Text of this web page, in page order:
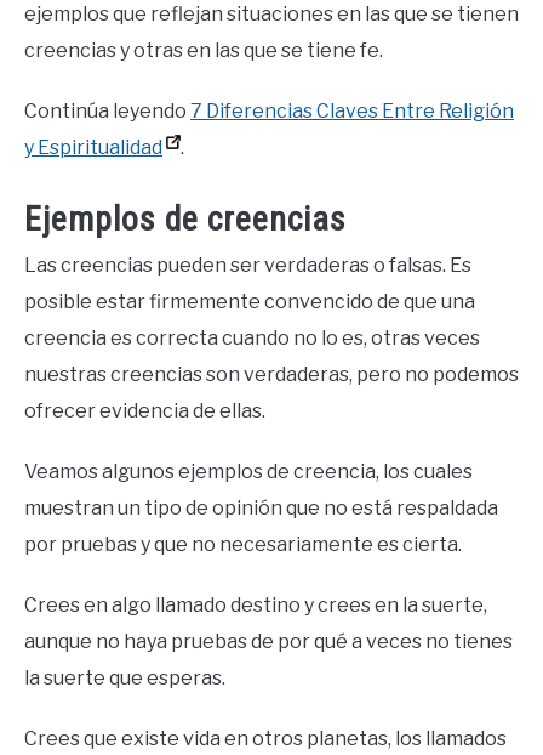
ejemplos que reflejan situaciones en las que se tienen
creencias y otras en las que se tiene fe.
Continúa leyendo 7 Diferencias Claves Entre Religión
y Espiritualidad
.
Ejemplos de creencias
Las creencias pueden ser verdaderas o falsas. Es
posible estar firmemente convencido de que una
creencia es correcta cuando no lo es, otras veces
nuestras creencias son verdaderas, pero no podemos
ofrecer evidencia de ellas.
Veamos algunos ejemplos de creencia, los cuales
muestran un tipo de opinión que no está respaldada
por pruebas y que no necesariamente es cierta.
Crees en algo llamado destino y crees en la suerte,
aunque no haya pruebas de por qué a veces no tienes
la suerte que esperas.
Crees que existe vida en otros planetas, los llamados